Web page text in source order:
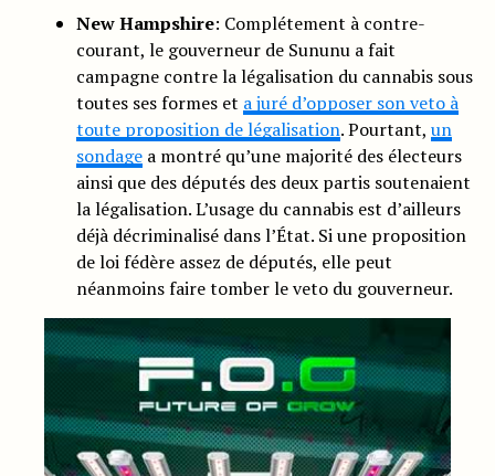
New Hampshire: Complétement à contre-
courant, le gouverneur de Sununu a fait
campagne contre la légalisation du cannabis sous
toutes ses formes et a juré d’opposer son veto à
toute proposition de légalisation. Pourtant, un
sondagea montré qu’une majorité des électeurs
ainsi que des députés des deux partis soutenaient
la légalisation. L’usage du cannabis est d’ailleurs
déjà décriminalisé dans l’État. Si une proposition
de loi fédère assez de députés, elle peut
néanmoins faire tomber le veto du gouverneur.